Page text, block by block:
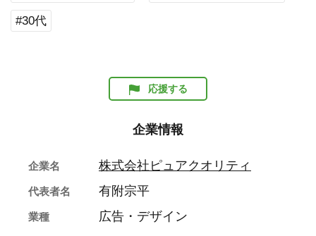
#30代
応援する
企業情報
企業名 株式会社ピュアクオリティ
代表者名 有附宗平
業種 広告・デザイン